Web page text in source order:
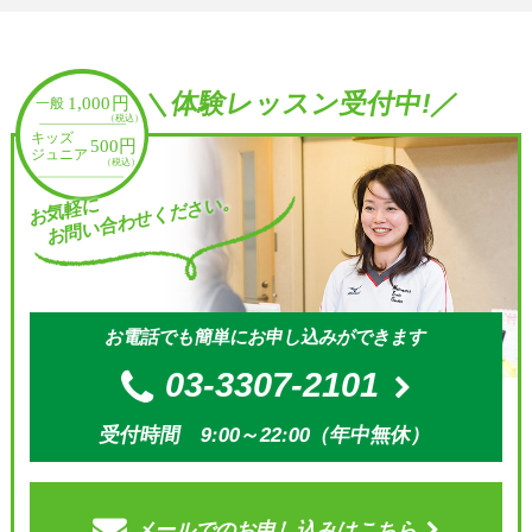
＼体験レッスン受付中!／
お気軽に
お問い合わせください。
お電話でも簡単にお申し込みができます
03-3307-2101
受付時間 9:00～22:00（年中無休）